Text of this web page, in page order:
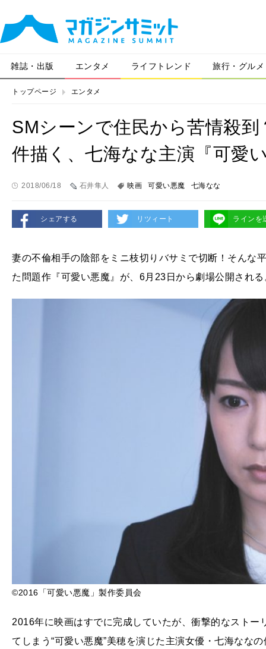
雑誌・出版 エンタメ ライフトレンド 旅行・グルメ
トップページ エンタメ
SMシーンで住民から苦情殺
件描く、七海なな主演『可愛
2018/06/18 石井隼人 映画 可愛い悪魔 七海なな
シェアする リツィート ラインを
妻の不倫相手の陰部をミニ枝切りバサミで切断！そんな
た問題作『可愛い悪魔』が、6月23日から劇場公開される
©2016「可愛い悪魔」製作委員会
2016年に映画はすでに完成していたが、衝撃的なスト
てしまう“可愛い悪魔”美穂を演じた主演女優・七海なな